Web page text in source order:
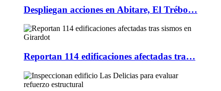
Despliegan acciones en Abitare, El Trébo…
Reportan 114 edificaciones afectadas tra…